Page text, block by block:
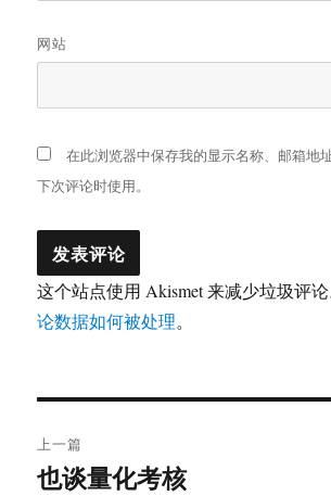
网站
在此浏览器中保存我的显示名称、邮箱地
下次评论时使用。
这个站点使用 Akismet 来减少垃圾评论
论数据如何被处理。
章
上一篇
上
也谈量化考核